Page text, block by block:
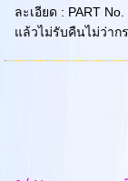
ละเอียด : PART
แล้วไม่รับคืนไม่ว่า